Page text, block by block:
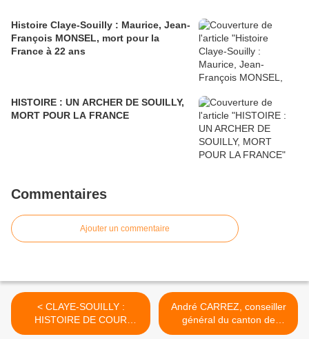
Histoire Claye-Souilly : Maurice, Jean-
François MONSEL, mort pour la
France à 22 ans
HISTOIRE : UN ARCHER DE SOUILLY,
MORT POUR LA FRANCE
Commentaires
Ajouter un commentaire
< CLAYE-SOUILLY :
HISTOIRE DE COUR
COMMUNE
André CARREZ, conseiller
général du canton de
Claye-Souilly >